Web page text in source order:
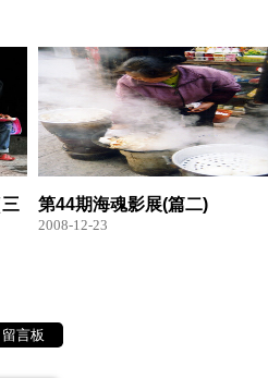
第44期海魂影展(篇二)
2008-12-23
留言板